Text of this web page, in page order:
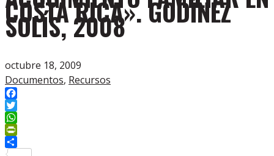
COSTA RICA». GODÍNEZ
SOLÍS, 2008
octubre 18, 2009
Documentos, Recursos
Facebook
Twitter
WhatsApp
PrintFriendly